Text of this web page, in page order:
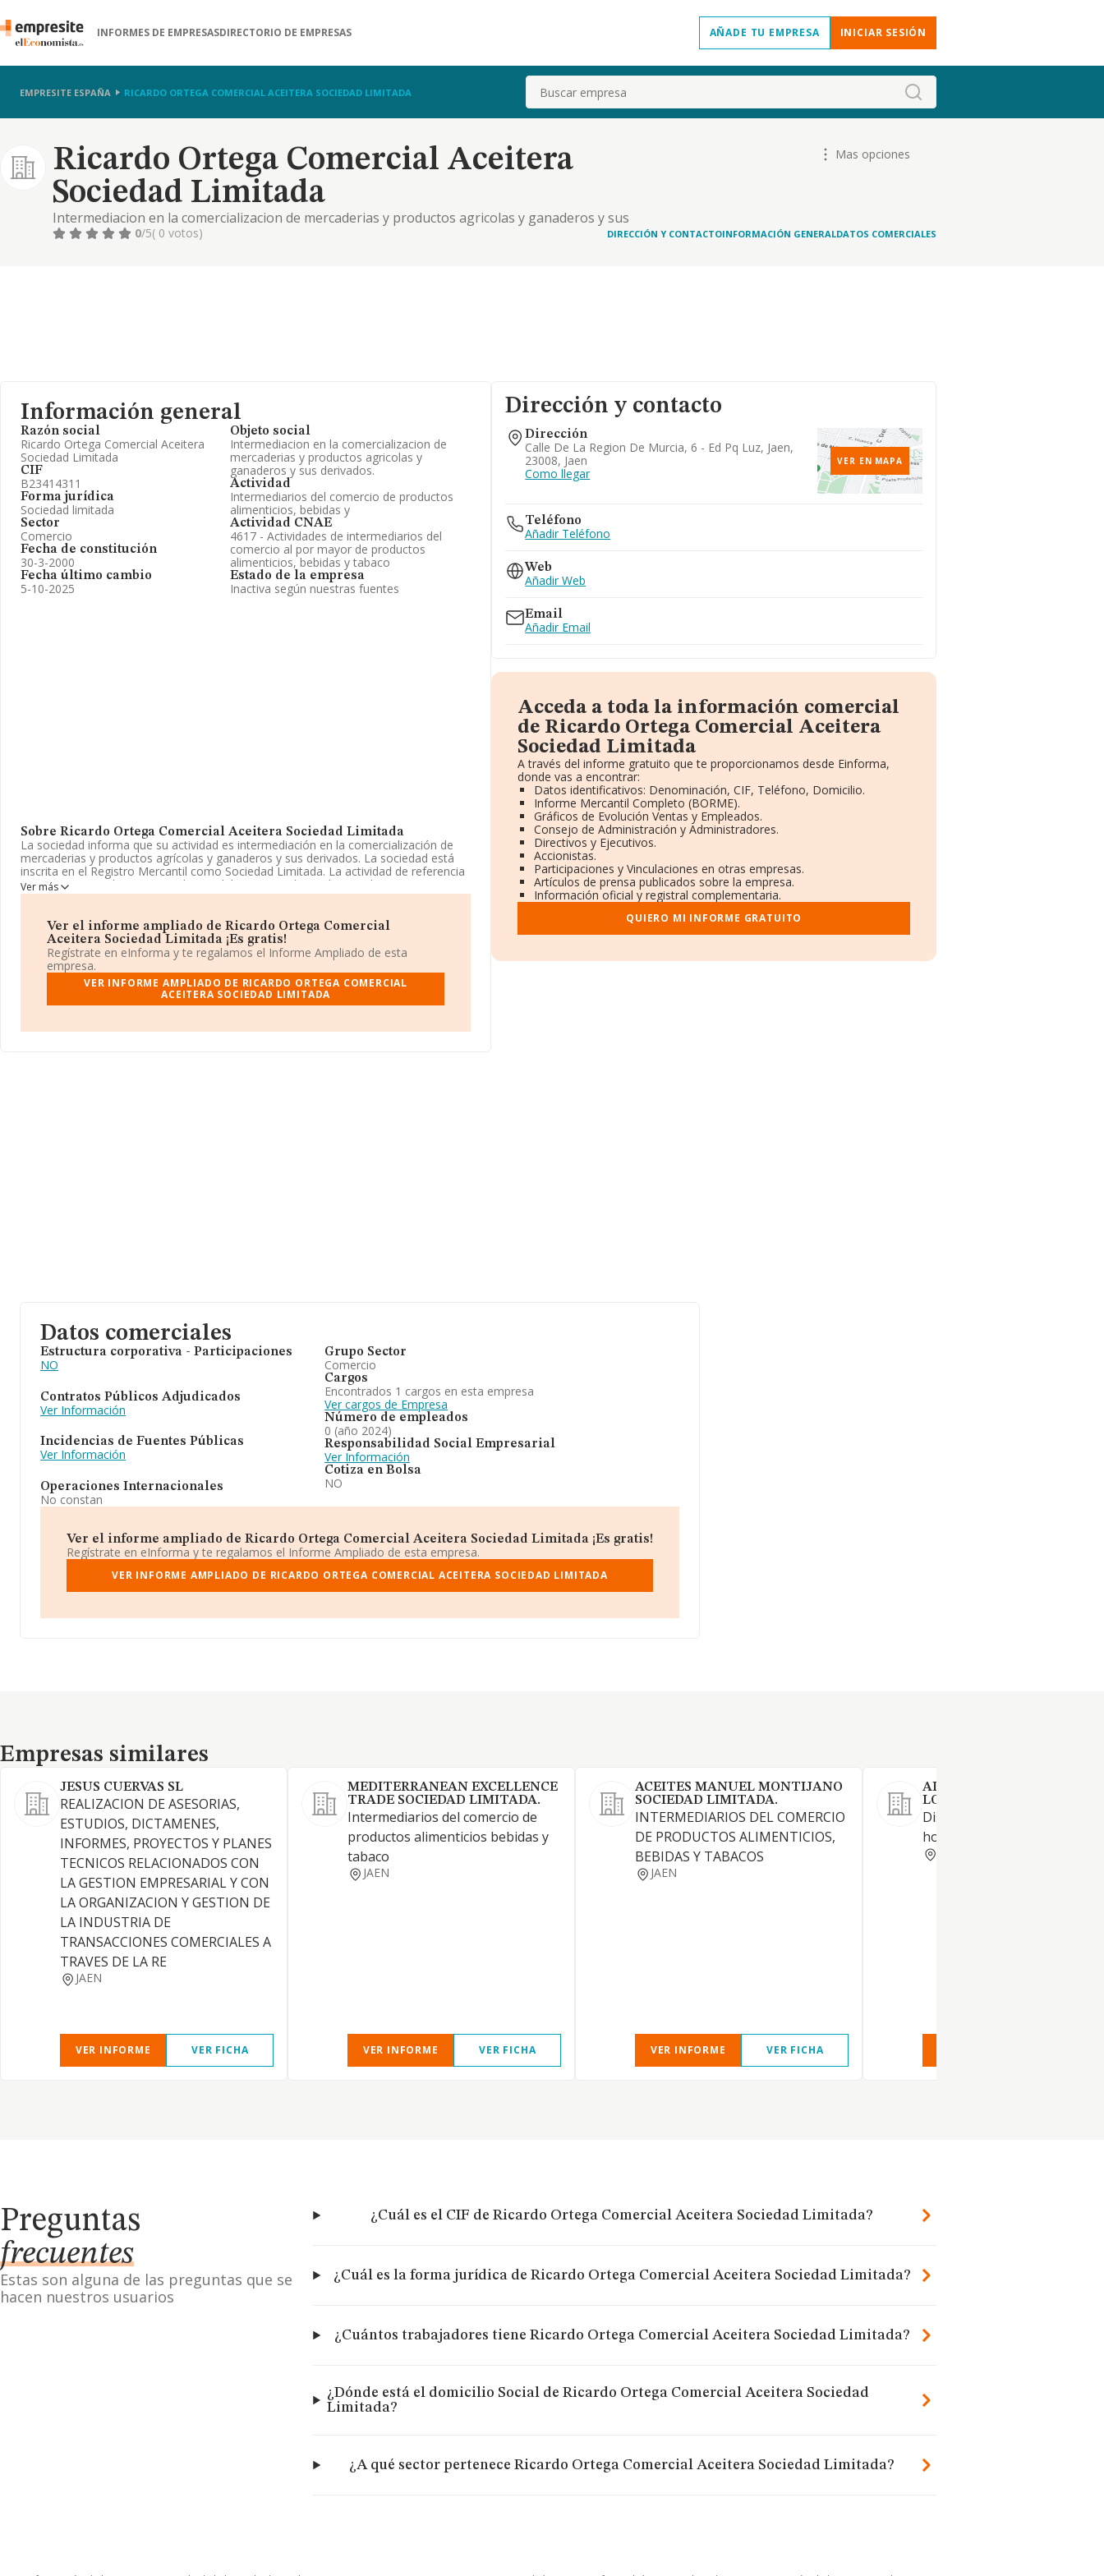
INFORMES DE EMPRESASDIRECTORIO DE EMPRESAS AÑADE TU EMPRESA INICIAR SESIÓN
EMPRESITE ESPAÑA RICARDO ORTEGA COMERCIAL ACEITERA SOCIEDAD LIMITADA Buscar
Ricardo Ortega Comercial Aceitera
Sociedad Limitada
Intermediacion en la comercializacion de mercaderias y productos agricolas y ganaderos y sus
derivados.
Mas opciones
0/5( 0 votos) DIRECCIÓN Y CONTACTOINFORMACIÓN GENERALDATOS COMERCIALES
Información general
Razón social
Ricardo Ortega Comercial Aceitera
Sociedad Limitada
CIF
B23414311
Forma jurídica
Sociedad limitada
Sector
Comercio
Fecha de constitución
30-3-2000
Fecha último cambio
5-10-2025
Objeto social
Intermediacion en la comercializacion de
mercaderias y productos agricolas y
ganaderos y sus derivados.
Actividad
Intermediarios del comercio de productos
alimenticios, bebidas y
Actividad CNAE
4617 - Actividades de intermediarios del
comercio al por mayor de productos
alimenticios, bebidas y tabaco
Estado de la empresa
Inactiva según nuestras fuentes
Sobre Ricardo Ortega Comercial Aceitera Sociedad Limitada
La sociedad informa que su actividad es intermediación en la comercialización de
mercaderias y productos agrícolas y ganaderos y sus derivados. La sociedad está
inscrita en el Registro Mercantil como Sociedad Limitada. La actividad de referencia
CNAE corresponde a 'Intermediarios del comercio de productos alimenticios,
bebidas y tabaco', cuyo Código es 4617. La sociedad no tiene actividad en
La empresa españolaRicardo Ortega Comercial Aceitera Sociedad Limitada
con CIF B23414311, tiene domicilio fiscal en Calle De La Region De Murcia núm. 6
Ed Pq Luz, (23008), en el municipio de Jaén, Andalucía.
En relación con el sector y disponiendo de los datos de hasta 6.632 empresas, en el
ámbito nacional la facturación alcanza la cifra de 7.528 millones de euros y el
millón de euros. Respecto a la información de la provincia (hablamos de Jaén), en la
Ver más
Ver el informe ampliado de Ricardo Ortega Comercial
Aceitera Sociedad Limitada ¡Es gratis!
Regístrate en eInforma y te regalamos el Informe Ampliado de esta
empresa.
VER INFORME AMPLIADO DE RICARDO ORTEGA COMERCIAL
ACEITERA SOCIEDAD LIMITADA
Dirección y contacto
Dirección
Calle De La Region De Murcia, 6 - Ed Pq Luz, Jaen,
23008, Jaen
Como llegar
VER EN MAPA
Teléfono
Añadir Teléfono
Web
Añadir Web
Email
Añadir Email
Acceda a toda la información comercial
de Ricardo Ortega Comercial Aceitera
Sociedad Limitada
A través del informe gratuito que te proporcionamos desde Einforma,
donde vas a encontrar:
Datos identificativos: Denominación, CIF, Teléfono, Domicilio.
Informe Mercantil Completo (BORME).
Gráficos de Evolución Ventas y Empleados.
Consejo de Administración y Administradores.
Directivos y Ejecutivos.
Accionistas.
Participaciones y Vinculaciones en otras empresas.
Artículos de prensa publicados sobre la empresa.
Información oficial y registral complementaria.
QUIERO MI INFORME GRATUITO
Datos comerciales
Estructura corporativa - Participaciones
NO
Contratos Públicos Adjudicados
Ver Información
Incidencias de Fuentes Públicas
Ver Información
Operaciones Internacionales
No constan
Grupo Sector
Comercio
Cargos
Encontrados 1 cargos en esta empresa
Ver cargos de Empresa
Número de empleados
0 (año 2024)
Responsabilidad Social Empresarial
Ver Información
Cotiza en Bolsa
NO
Ver el informe ampliado de Ricardo Ortega Comercial Aceitera Sociedad Limitada ¡Es gratis!
Regístrate en eInforma y te regalamos el Informe Ampliado de esta empresa.
VER INFORME AMPLIADO DE RICARDO ORTEGA COMERCIAL ACEITERA SOCIEDAD LIMITADA
Empresas similares
Empresas similares
JESUS CUERVAS SL
REALIZACION DE ASESORIAS,
ESTUDIOS, DICTAMENES,
INFORMES, PROYECTOS Y PLANES
TECNICOS RELACIONADOS CON
LA GESTION EMPRESARIAL Y CON
LA ORGANIZACION Y GESTION DE
LA INDUSTRIA DE
TRANSACCIONES COMERCIALES A
TRAVES DE LA RE
JAEN
VER INFORME VER FICHA
MEDITERRANEAN EXCELLENCE
TRADE SOCIEDAD LIMITADA.
Intermediarios del comercio de
productos alimenticios bebidas y
tabaco
JAEN
VER INFORME VER FICHA
ACEITES MANUEL MONTIJANO
SOCIEDAD LIMITADA.
INTERMEDIARIOS DEL COMERCIO
DE PRODUCTOS ALIMENTICIOS,
BEBIDAS Y TABACOS
JAEN
VER INFORME VER FICHA
ALMAZARA DISTRIBUCION
LOGISTICA SL
Distribuidores de Coca Cola
hostelería y alimentación
Preguntas
frecuentes
Estas son alguna de las preguntas que se
hacen nuestros usuarios
¿Cuál es el CIF de Ricardo Ortega Comercial Aceitera Sociedad Limitada?
¿Cuál es la forma jurídica de Ricardo Ortega Comercial Aceitera Sociedad Limitada?
¿Cuántos trabajadores tiene Ricardo Ortega Comercial Aceitera Sociedad Limitada?
¿Dónde está el domicilio Social de Ricardo Ortega Comercial Aceitera Sociedad
Limitada?
¿A qué sector pertenece Ricardo Ortega Comercial Aceitera Sociedad Limitada?